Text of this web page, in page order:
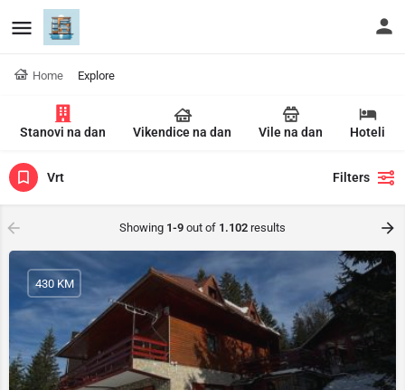
Home Explore
Stanovi na dan Vikendice na dan Vile na dan Hoteli
Vrt Filters
Showing 1-9 out of 1.102 results
430 KM